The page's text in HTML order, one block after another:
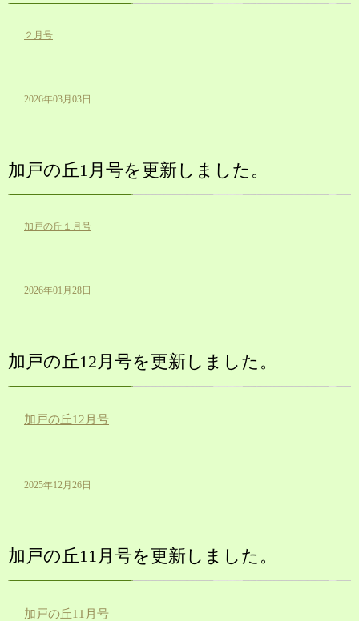
２月号
2026年03月03日
加戸の丘1月号を更新しました。
加戸の丘１月号
2026年01月28日
加戸の丘12月号を更新しました。
加戸の丘12月号
2025年12月26日
加戸の丘11月号を更新しました。
加戸の丘11月号